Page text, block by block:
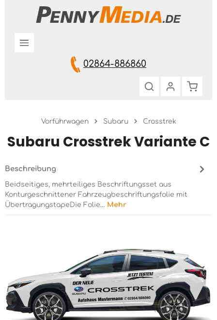
Zum Hauptinhalt springen
02864-886860
Vorführwagen Subaru Crosstrek
Subaru Crosstrek Variante C
Beschreibung
Beidseitiges, mehrteiliges Beschriftungsset aus
Konturgeschnittener Fahrzeugbeschriftungsfolie mit
ÜbertragungstapeDie Folie… Mehr